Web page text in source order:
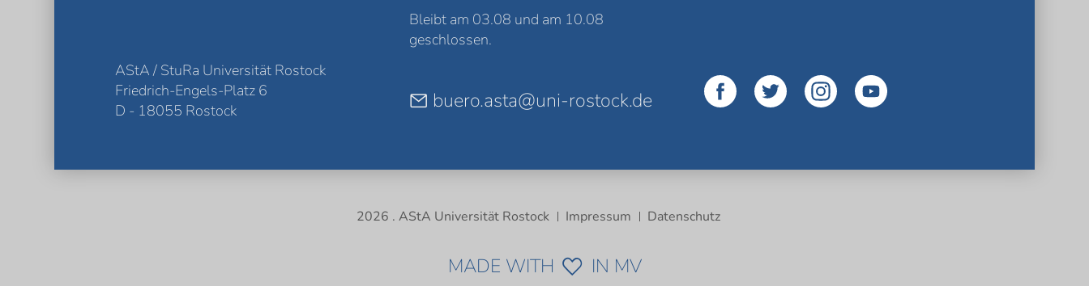
Bleibt am 03.08 und am 10.08
geschlossen.
AStA / StuRa Universität Rostock
Friedrich-Engels-Platz 6
D - 18055 Rostock
buero.asta@uni-rostock.de
2026 . AStA Universität Rostock Impressum Datenschutz
MADE WITH IN MV